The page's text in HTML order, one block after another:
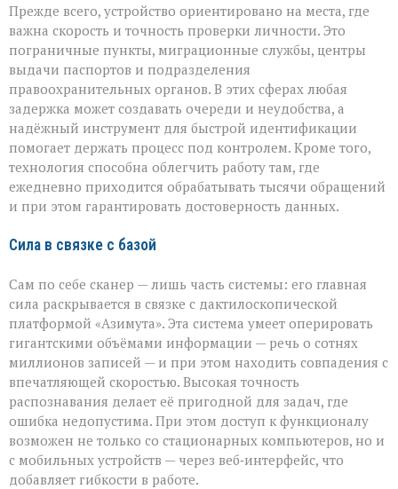
Прежде всего, устройство ориентировано на места, где
важна скорость и точность проверки личности. Это
пограничные пункты, миграционные службы, центры
выдачи паспортов и подразделения
правоохранительных органов. В этих сферах любая
задержка может создавать очереди и неудобства, а
надёжный инструмент для быстрой идентификации
помогает держать процесс под контролем. Кроме того,
технология способна облегчить работу там, где
ежедневно приходится обрабатывать тысячи обращений
и при этом гарантировать достоверность данных.
Сила в связке с базой
Сам по себе сканер — лишь часть системы: его главная
сила раскрывается в связке с дактилоскопической
платформой «Азимута». Эта система умеет оперировать
гигантскими объёмами информации — речь о сотнях
миллионов записей — и при этом находить совпадения с
впечатляющей скоростью. Высокая точность
распознавания делает её пригодной для задач, где
ошибка недопустима. При этом доступ к функционалу
возможен не только со стационарных компьютеров, но и
с мобильных устройств — через веб‑интерфейс, что
добавляет гибкости в работе.